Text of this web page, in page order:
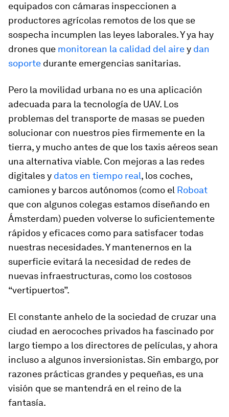
equipados con cámaras inspeccionen a
productores agrícolas remotos de los que se
sospecha incumplen las leyes laborales. Y ya hay
drones que monitorean la calidad del airey dan
soporte durante emergencias sanitarias.
Pero la movilidad urbana no es una aplicación
adecuada para la tecnología de UAV. Los
problemas del transporte de masas se pueden
solucionar con nuestros pies firmemente en la
tierra, y mucho antes de que los taxis aéreos sean
una alternativa viable. Con mejoras a las redes
digitales y datos en tiempo real, los coches,
camiones y barcos autónomos (como el Roboat
que con algunos colegas estamos diseñando en
Ámsterdam) pueden volverse lo suficientemente
rápidos y eficaces como para satisfacer todas
nuestras necesidades. Y mantenernos en la
superficie evitará la necesidad de redes de
nuevas infraestructuras, como los costosos
“vertipuertos”.
El constante anhelo de la sociedad de cruzar una
ciudad en aerocoches privados ha fascinado por
largo tiempo a los directores de películas, y ahora
incluso a algunos inversionistas. Sin embargo, por
razones prácticas grandes y pequeñas, es una
visión que se mantendrá en el reino de la
fantasía.